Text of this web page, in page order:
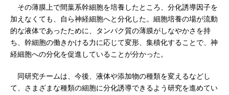
その薄膜上で間葉系幹細胞を培養したところ、分化誘導因子を
加えなくても、自ら神経細胞へと分化した。細胞培養の場が流動
的な液体であったために、タンパク質の薄膜がしなやかさを持
ち、幹細胞の働きかける力に応じて変形、集積化することで、神
経細胞への分化を促進していることが分かった。
同研究チームは、今後、液体や添加物の種類を変えるなどし
て、さまざまな種類の細胞に分化誘導できるよう研究を進めてい